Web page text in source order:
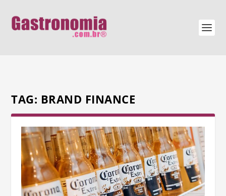
TAG: BRAND FINANCE